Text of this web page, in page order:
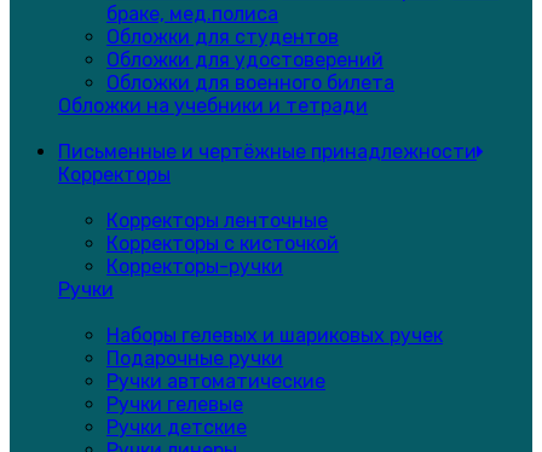
браке, мед.полиса
Обложки для студентов
Обложки для удостоверений
Обложки для военного билета
Обложки на учебники и тетради
Письменные и чертёжные принадлежности
Корректоры
Корректоры ленточные
Корректоры с кисточкой
Корректоры-ручки
Ручки
Наборы гелевых и шариковых ручек
Подарочные ручки
Ручки автоматические
Ручки гелевые
Ручки детские